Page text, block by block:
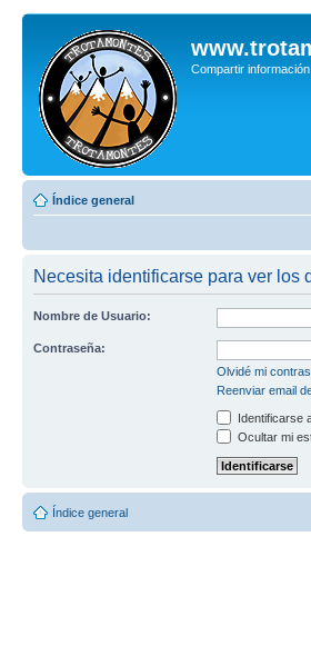
Compartir
Índice general
Necesita identificarse para ver los
Nombre de Usuario:
Contraseña:
Olvidé mi
Reenviar email
Identificarse
Ocultar mi
Índice general